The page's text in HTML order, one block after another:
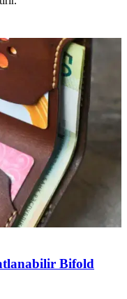
Bifold